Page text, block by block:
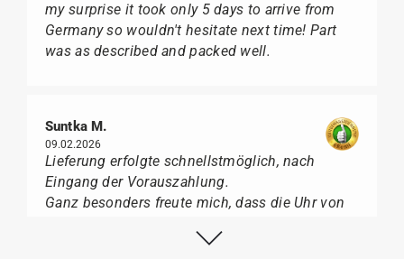
my surprise it took only 5 days to arrive from
Germany so wouldn't hesitate next time! Part
was as described and packed well.
Suntka M.
09.02.2026
Lieferung erfolgte schnellstmöglich, nach
Eingang der Vorauszahlung.
Ganz besonders freute mich, dass die Uhr von
geliefert wurde, sondern mit der gelben